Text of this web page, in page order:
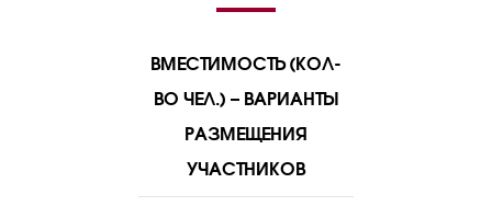
ВМЕСТИМОСТЬ (КОЛ-
ВО ЧЕЛ.) – ВАРИАНТЫ
РАЗМЕЩЕНИЯ
УЧАСТНИКОВ